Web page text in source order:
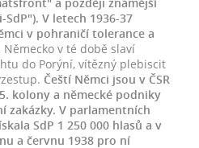
V letech 1936-37
v pohraničí tolerance a
Německo v té době slaví
do Porýní, vítězný plebiscit
Čeští Němci jsou v ČSR
kolony a německé podniky
zakázky. V parlamentních
SdP 1 250 000 hlasů a v
a červnu 1938 pro ní